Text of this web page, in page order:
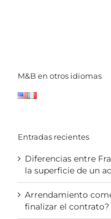
M&B en otros idiomas
Entradas recientes
Diferencias entre
la superficie de un
Arrendamiento
finalizar el contrato?